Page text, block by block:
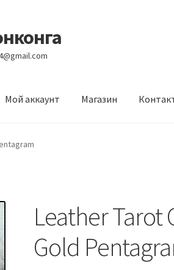
Мой аккаунт Магазин
Leather Tarot
Gold